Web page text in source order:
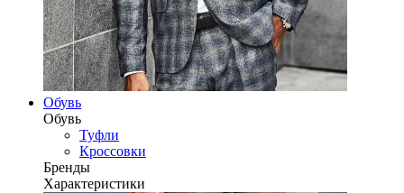
Обувь
Обувь
Туфли
Кроссовки
Бренды
Характеристики